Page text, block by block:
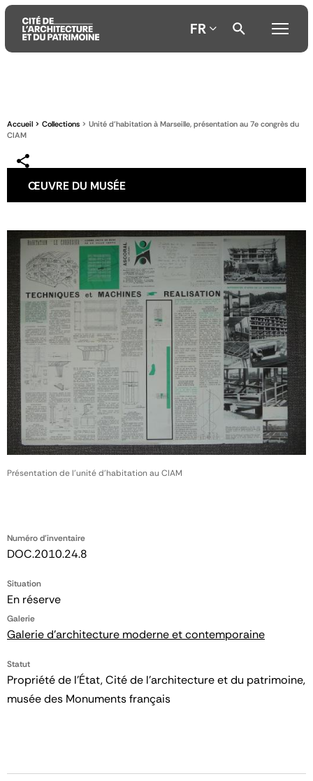
contenu
principal
menu
principal
la
recherche
FR
Accueil Collections
Unité d'habitation à Marseille, présentation au 7e congrès du
CIAM
ŒUVRE DU MUSÉE
Numéro d'inventaire
DOC.2010.24.8
Situation
En réserve
Galerie
Galerie d'architecture moderne et contemporaine
Statut
Propriété de l’État, Cité de l’architecture et du patrimoine,
musée des Monuments français
Présentation de l'unité d'habitation au CIAM